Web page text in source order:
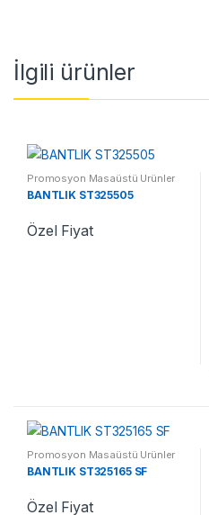
İlgili ürünler
Promosyon Masaüstü Ürünler
BANTLIK ST325505
Özel Fiyat
Promosyon Masaüstü Ürünler
BANTLIK ST325165 SF
Özel Fiyat